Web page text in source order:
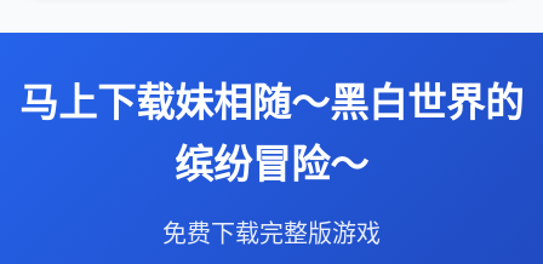
马上下载妹相随～黑白世界的
缤纷冒险～
免费下载完整版游戏